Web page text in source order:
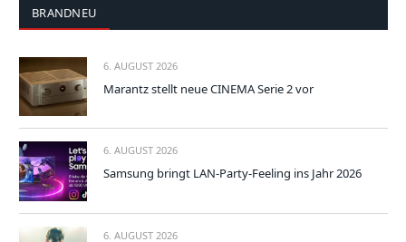
BRANDNEU
6. AUGUST 2026
Marantz stellt neue CINEMA Serie 2 vor
6. AUGUST 2026
Samsung bringt LAN-Party-Feeling ins Jahr 2026
6. AUGUST 2026